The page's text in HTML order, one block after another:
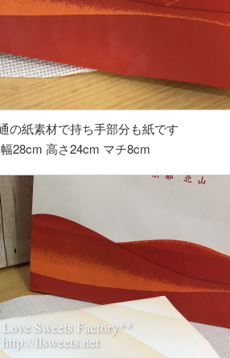
の紙素材で持ち手部分も紙です
28cm 高さ24cm マチ8cm